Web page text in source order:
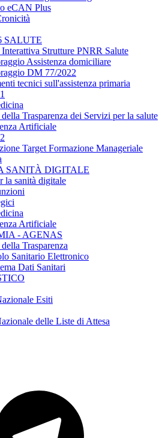
eCAN Plus
SALUTE
Strutture PNRR Salute
Assistenza domiciliare
DM 77/2022
tecnici sull'assistenza primaria
Trasparenza dei Servizi per la salute
Artificiale
Target Formazione Manageriale
SANITÀ DIGITALE
la sanità digitale
Artificiale
- AGENAS
Trasparenza
Sanitario Elettronico
Dati Sanitari
Esiti
delle Liste di Attesa